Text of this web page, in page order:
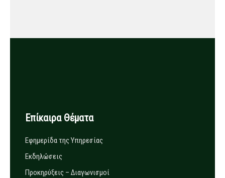
Επίκαιρα Θέματα
Εφημερίδα της Υπηρεσίας
Εκδηλώσεις
Προκηρύξεις – Διαγωνισμοί